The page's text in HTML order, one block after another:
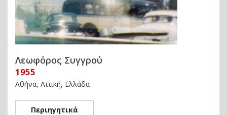
Λεωφόρος Συγγρού
1955
Αθήνα, Αττική, Ελλάδα
Περιηγητικά